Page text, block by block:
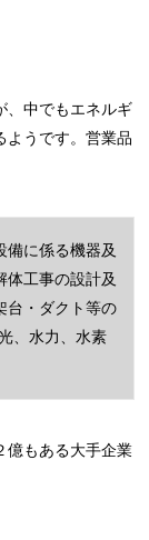
、中でもエネルギ
ようです。営業品
備に係る機器及
体工事の設計及
台・ダクト等の
、水力、水素
億もある大手企業